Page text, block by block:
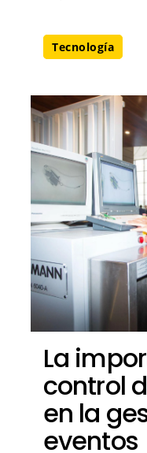
Tecnología
La
control
en la
eventos